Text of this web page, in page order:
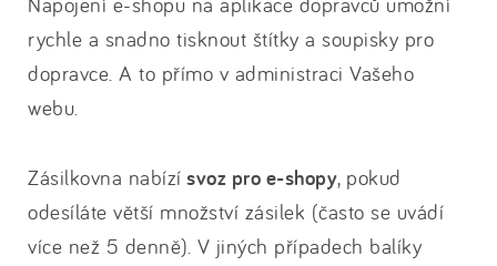
rychle a snadno tisknout štítky a soupisky pro
dopravce. A to přímo v administraci Vašeho
webu.
Zásilkovna nabízí svoz pro e-shopy, pokud
odesíláte větší množství zásilek (často se uvádí
více než 5 denně). V jiných případech balíky